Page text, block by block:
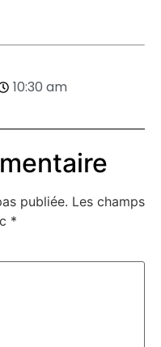
10:30 am
publiée. Les champs
*